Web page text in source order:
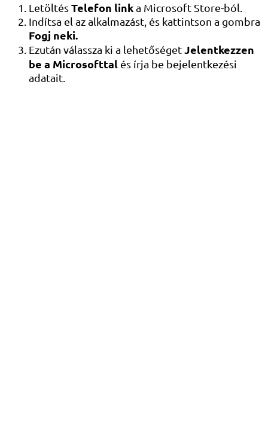
LetöltésTelefon linka Microsoft Store-ból.
Indítsa el az alkalmazást, és kattintson a gombra
Fogj neki.
Ezután válassza ki a lehetőségetJelentkezzen
be a Microsofttal és írja be bejelentkezési
adatait.